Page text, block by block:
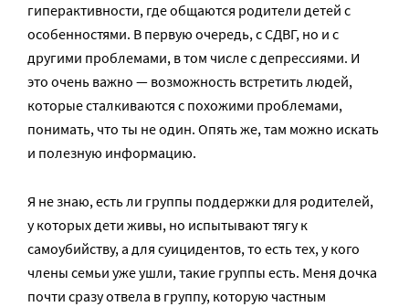
гиперактивности, где общаются родители детей с
особенностями. В первую очередь, с СДВГ, но и с
другими проблемами, в том числе с депрессиями. И
это очень важно — возможность встретить людей,
которые сталкиваются с похожими проблемами,
понимать, что ты не один. Опять же, там можно искать
и полезную информацию.
Я не знаю, есть ли группы поддержки для родителей,
у которых дети живы, но испытывают тягу к
самоубийству, а для суицидентов, то есть тех, у кого
члены семьи уже ушли, такие группы есть. Меня дочка
почти сразу отвела в группу, которую частным